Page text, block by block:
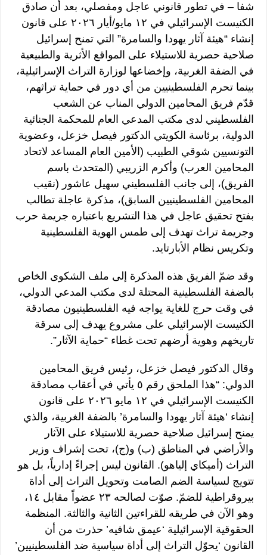
شفا – في تطور قانوني عاجل ومفصلي، بعد أن صادق
الكنيست الإسرائيلي في ١٢ مايو/أيار ٢٠٢٦ على قانون
إنشاء “هيئة آثار يهودا والسامرة” التي تمنح إسرائيل
صلاحية حصرية للاستيلاء على المواقع الأثرية والطبيعية
في الضفة الغربية، وإخضاعها لوزارة التراث الإسرائيلية،
بينما تحرم الفلسطينيين من أي دور في حماية تراثهم،
قدّم فريق المحامين الدولي المناب عن الشعب
الفلسطيني لدى مكتب المدعي العام للمحكمة الجنائية
الدولية، برئاسة الكويتي الدكتور فيصل خزعل، وعضوية
التونسيين شوقي الطبيب (الأمين العام المساعد لاتحاد
المحامين العرب) وأكرم الزريبي (المتحدث باسم
الفريق)، إلى جانب الفلسطيني سهيل عاشور (نقيب
المحامين الفلسطينيين السابق)، مذكرة عاجلة تطالب
بفتح تحقيق عاجل في هذا التشريع باعتباره جريمة حرب
وجريمة تراث تهدف إلى طمس الهوية الفلسطينية
وتكريس نظام الأبارتايد.
وقد ضمّ الفريق هذه المذكرة إلى ملف الشكوى الخاص
بالضفة الفلسطينية المحتلة لدى مكتب المدعي الدولي،
في وقت حرج للغاية يواجه فيه الفلسطينيون مصادقة
الكنيست الإسرائيلي على مشروع يهدف إلى سرقة
تاريخهم وهوية أرضهم تحت غطاء “حماية الآثار”.
وقال الدكتور فيصل خزعل، رئيس فريق المحامين
الدولي: “هذا الملحق رقم ٥ يأتي في أعقاب مصادقة
الكنيست الإسرائيلي في ١٢ مايو ٢٠٢٦ على قانون
إنشاء ‘هيئة آثار يهودا والسامرة’ بالضفة الغربية، والذي
يمنح إسرائيل صلاحية حصرية للاستيلاء على الآثار
والأراضي في المناطق (ب) و(ج)، تحت إشراف وزير
التراث (أميكاي إلياهو). القانون ليس إجراءً إدارياً، بل هو
تتويج لسياسة الضم الصامت وتحويل التراث إلى أداة
بيروقراطية للضمّ. صوّت لصالحه ٢٣ عضواً مقابل ١٤،
وهو الآن في طريقه للقراءتين الثانية والثالثة. المنظمة
الحقوقية الإسرائيلية ‘عيمق شافيه’ حذرت من أن
القانون ‘يحوّل التراث إلى أداة سياسية ضد الفلسطينيين’